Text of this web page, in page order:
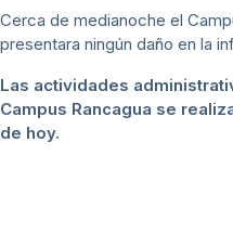
Cerca de medianoche el
presentara ningún daño en la
Las actividades
Campus Rancagua se
de hoy.